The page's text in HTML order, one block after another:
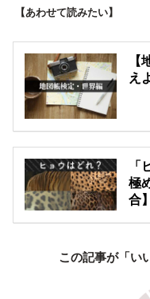
【あわせて読みたい】
え
極
合】
この記事が「い